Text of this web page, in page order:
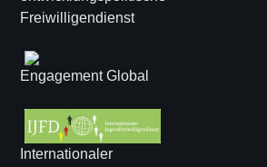
Freiwilligendienst
Engagement Global
Internationaler